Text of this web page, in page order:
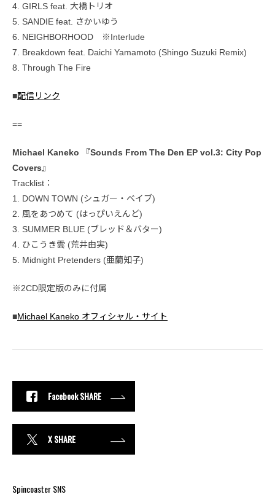
4. GIRLS feat. 大橋トリオ
5. SANDIE feat. さかいゆう
6. NEIGHBORHOOD ※Interlude
7. Breakdown feat. Daichi Yamamoto (Shingo Suzuki Remix)
8. Through The Fire
■配信リンク
==
Michael Kaneko 『Sounds From The Den EP vol.3: City Pop
Covers』
Tracklist：
1. DOWN TOWN (シュガー・ベイブ)
2. 風をあつめて (はっぴいえんど)
3. SUMMER BLUE (ブレッド＆バター)
4. ひこうき雲 (荒井由実)
5. Midnight Pretenders (亜蘭知子)
※2CD限定版のみに付属
■Michael Kaneko オフィシャル・サイト
Facebook SHARE
X SHARE
Spincoaster SNS